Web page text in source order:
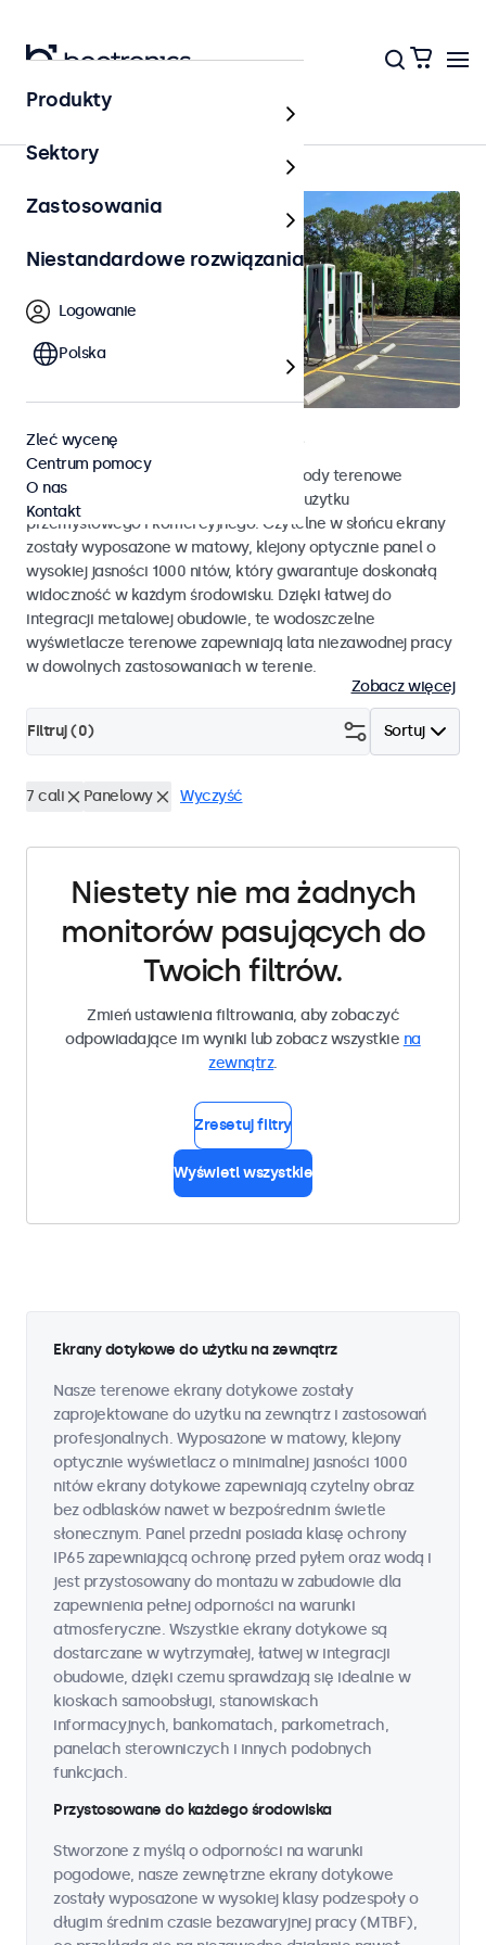
Na zewnątrz
Terenowe monitory dotykowe
Poznaj nasze odporne na działanie pogody terenowe
monitory dotykowe przystosowane do użytku
przemysłowego i komercyjnego. Czytelne w słońcu ekrany
zostały wyposażone w matowy, klejony optycznie panel o
wysokiej jasności 1000 nitów, który gwarantuje doskonałą
widoczność w każdym środowisku. Dzięki łatwej do
integracji metalowej obudowie, te wodoszczelne
wyświetlacze terenowe zapewniają lata niezawodnej pracy
w dowolnych zastosowaniach w terenie.
Zobacz więcej
Sortuj
Filtruj (0)
7 cali Panelowy Wyczyść
Niestety nie ma żadnych
monitorów pasujących do
Twoich filtrów.
Zmień ustawienia filtrowania, aby zobaczyć
odpowiadające im wyniki lub zobacz wszystkie na
zewnątrz.
Zresetuj filtry
Wyświetl wszystkie
Ekrany dotykowe do użytku na zewnątrz
Nasze terenowe ekrany dotykowe zostały
zaprojektowane do użytku na zewnątrz i zastosowań
profesjonalnych. Wyposażone w matowy, klejony
optycznie wyświetlacz o minimalnej jasności 1000
nitów ekrany dotykowe zapewniają czytelny obraz
bez odblasków nawet w bezpośrednim świetle
słonecznym. Panel przedni posiada klasę ochrony
IP65 zapewniającą ochronę przed pyłem oraz wodą i
jest przystosowany do montażu w zabudowie dla
zapewnienia pełnej odporności na warunki
atmosferyczne. Wszystkie ekrany dotykowe są
dostarczane w wytrzymałej, łatwej w integracji
obudowie, dzięki czemu sprawdzają się idealnie w
kioskach samoobsługi, stanowiskach
informacyjnych, bankomatach, parkometrach,
panelach sterowniczych i innych podobnych
funkcjach.
Przystosowane do każdego środowiska
Stworzone z myślą o odporności na warunki
pogodowe, nasze zewnętrzne ekrany dotykowe
zostały wyposażone w wysokiej klasy podzespoły o
długim średnim czasie bezawaryjnej pracy (MTBF),
Produkty
Sektory
Zastosowania
Niestandardowe rozwiązania
Logowanie
Polska
Zleć wycenę
Centrum pomocy
O nas
Kontakt